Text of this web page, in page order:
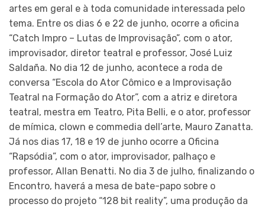
artes em geral e à toda comunidade interessada pelo
tema. Entre os dias 6 e 22 de junho, ocorre a oficina
“Catch Impro – Lutas de Improvisação”, com o ator,
improvisador, diretor teatral e professor, José Luiz
Saldaña. No dia 12 de junho, acontece a roda de
conversa “Escola do Ator Cômico e a Improvisação
Teatral na Formação do Ator”, com a atriz e diretora
teatral, mestra em Teatro, Pita Belli, e o ator, professor
de mímica, clown e commedia dell’arte, Mauro Zanatta.
Já nos dias 17, 18 e 19 de junho ocorre a Oficina
“Rapsódia”, com o ator, improvisador, palhaço e
professor, Allan Benatti. No dia 3 de julho, finalizando o
Encontro, haverá a mesa de bate-papo sobre o
processo do projeto “128 bit reality”, uma produção da